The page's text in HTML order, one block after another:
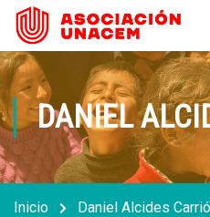
DANIEL
Inicio Daniel Alcides